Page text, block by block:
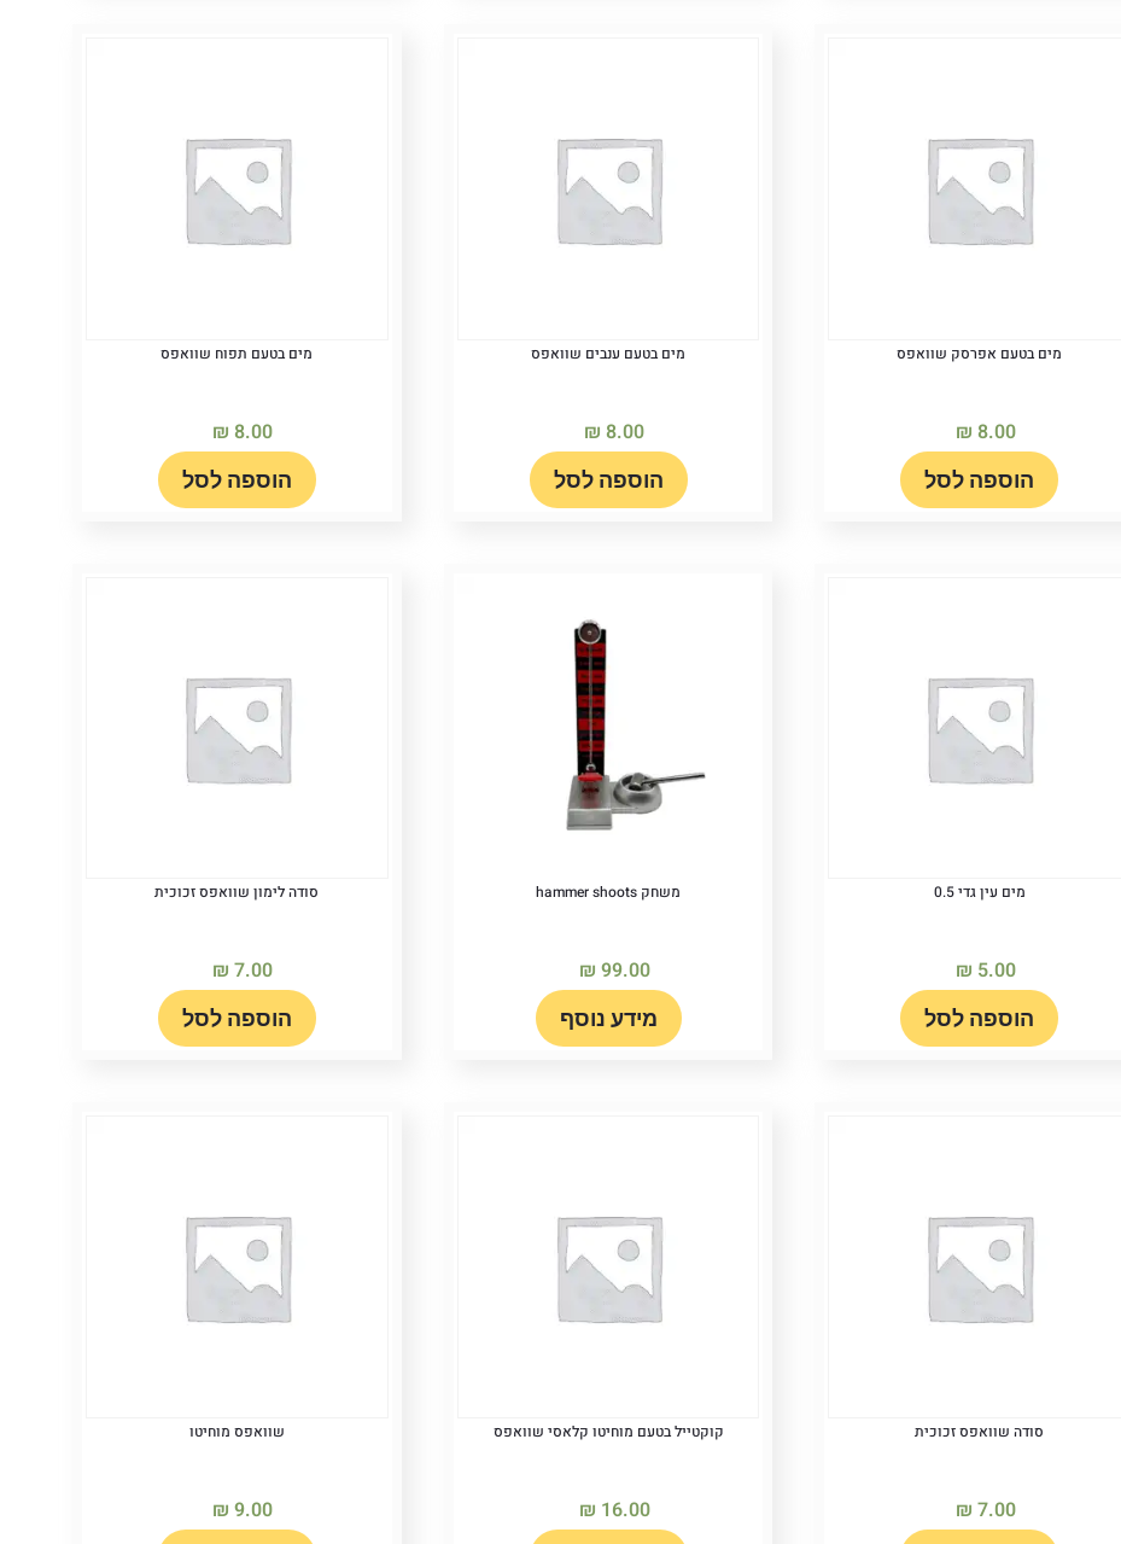
מים בטעם אפרסק שוואפס
₪ 8.00
הוספה לסל
מים בטעם ענבים שוואפס
₪ 8.00
הוספה לסל
מים בטעם תפוח שוואפס
₪ 8.00
הוספה לסל
מים עין גדי 0.5
₪ 5.00
הוספה לסל
משחק hammer shoots
₪ 99.00
מידע נוסף
סודה לימון שוואפס זכוכית
₪ 7.00
הוספה לסל
סודה שוואפס זכוכית
₪ 7.00
קוקטייל בטעם מוחיטו קלאסי שוואפס
₪ 16.00
שוואפס מוחיטו
₪ 9.00